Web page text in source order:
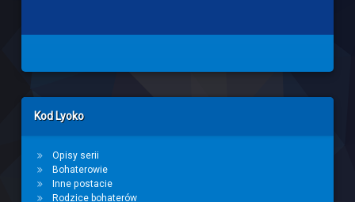
Left Sidebar
Kod Lyoko
Opisy serii
Bohaterowie
Inne postacie
Rodzice bohaterów